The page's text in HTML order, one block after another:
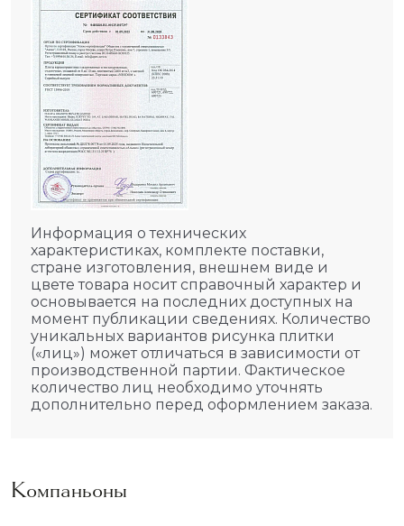
Информация о технических
характеристиках, комплекте поставки,
стране изготовления, внешнем виде и
цвете товара носит справочный характер и
основывается на последних доступных на
момент публикации сведениях. Количество
уникальных вариантов рисунка плитки
(«лиц») может отличаться в зависимости от
производственной партии. Фактическое
количество лиц необходимо уточнять
дополнительно перед оформлением заказа.
Компаньоны